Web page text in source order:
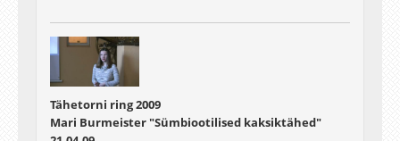
Tähetorni ring 2009
Mari Burmeister "Sümbiootilised kaksiktähed"